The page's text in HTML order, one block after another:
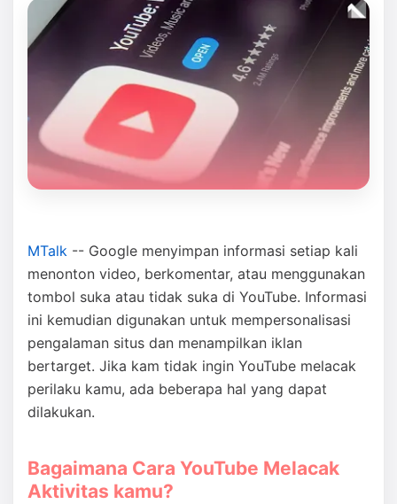
MTalk -- Google menyimpan informasi setiap kali
menonton video, berkomentar, atau menggunakan
tombol suka atau tidak suka di YouTube. Informasi
ini kemudian digunakan untuk mempersonalisasi
pengalaman situs dan menampilkan iklan
bertarget. Jika kam tidak ingin YouTube melacak
perilaku kamu, ada beberapa hal yang dapat
dilakukan.
Bagaimana Cara YouTube Melacak
Aktivitas kamu?